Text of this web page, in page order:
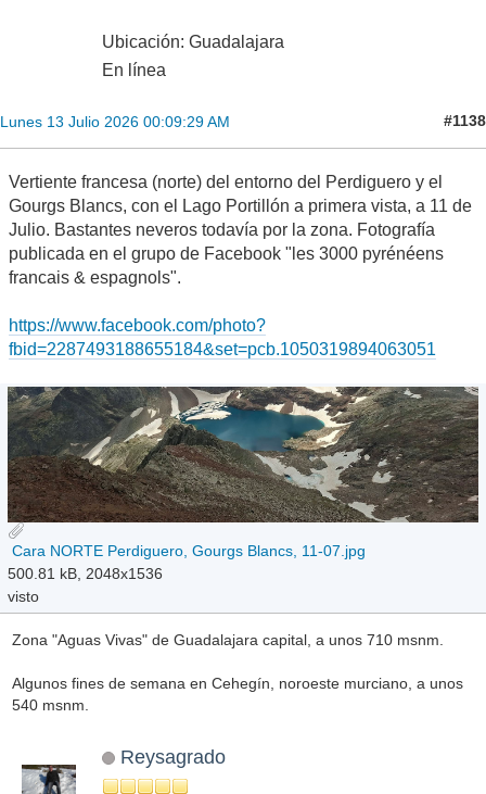
Ubicación: Guadalajara
En línea
Lunes 13 Julio 2026 00:09:29 AM #1138
Vertiente francesa (norte) del entorno del Perdiguero y el
Gourgs Blancs, con el Lago Portillón a primera vista, a 11 de
Julio. Bastantes neveros todavía por la zona. Fotografía
publicada en el grupo de Facebook "les 3000 pyrénéens
francais & espagnols".
https://www.facebook.com/photo?
fbid=2287493188655184&set=pcb.1050319894063051
Cara NORTE Perdiguero, Gourgs Blancs, 11-07.jpg
500.81 kB, 2048x1536
visto
Zona "Aguas Vivas" de Guadalajara capital, a unos 710 msnm.
Algunos fines de semana en Cehegín, noroeste murciano, a unos
540 msnm.
Reysagrado